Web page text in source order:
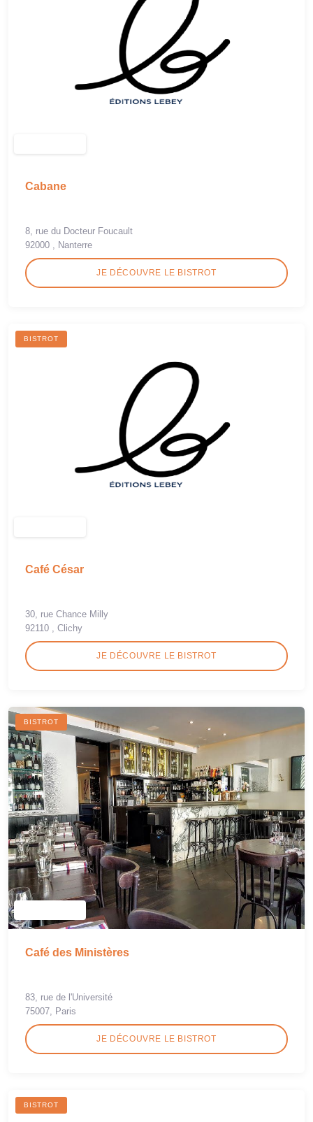
Cabane
8, rue du Docteur Foucault
92000 , Nanterre
JE DÉCOUVRE LE BISTROT
BISTROT
Café César
30, rue Chance Milly
92110 , Clichy
JE DÉCOUVRE LE BISTROT
BISTROT
Café des Ministères
83, rue de l'Université
75007, Paris
JE DÉCOUVRE LE BISTROT
BISTROT